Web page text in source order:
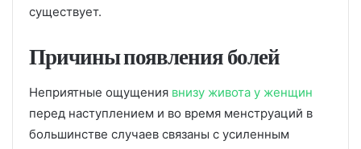
существует.
Причины появления болей
Неприятные ощущения внизу живота у женщин
перед наступлением и во время менструаций в
большинстве случаев связаны с усиленным